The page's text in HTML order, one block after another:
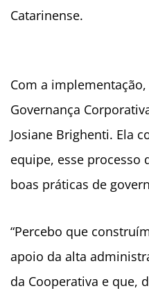
Catarinense.
Com a
Governança
Josiane Brighenti. Ela
equipe, esse processo
boas práticas de
“Percebo que
apoio da alta
da Cooperativa e que,